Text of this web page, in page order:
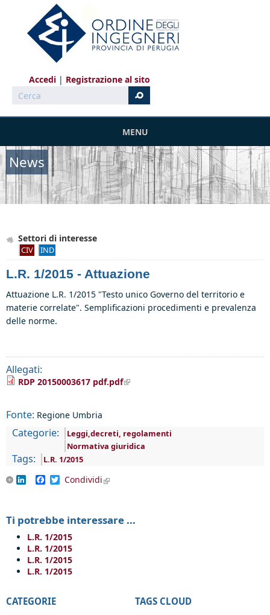
Salta al contenuto principale
Accedi
Registrazione al sito
Cerca
MENU
News
Settori di interesse
CIV IND
L.R. 1/2015 - Attuazione
Attuazione L.R. 1/2015 "Testo unico Governo del territorio e
materie correlate". Semplificazioni procedimenti e prevalenza
delle norme.
Allegati:
RDP 20150003617 pdf.pdf(link is external)
Fonte: Regione Umbria
Categorie:
Leggi,decreti, regolamenti
Normativa giuridica
Tags: L.R. 1/2015
LinkedInFacebook
Twitter
Condividi(link is external)
Ti potrebbe interessare ...
L.R. 1/2015
L.R. 1/2015
L.R. 1/2015
L.R. 1/2015
CATEGORIE TAGS CLOUD